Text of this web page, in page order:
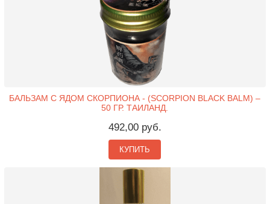
БАЛЬЗАМ С ЯДОМ СКОРПИОНА - (SCORPION BLACK BALM) –
50 ГР. ТАИЛАНД.
492,00 руб.
КУПИТЬ